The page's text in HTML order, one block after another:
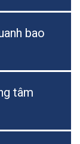
bao
tâm